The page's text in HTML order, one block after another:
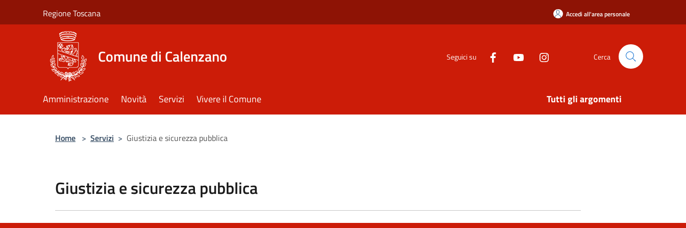
Regione Toscana Accedi all'area personale
Comune di Calenzano Seguici su Cerca
Amministrazione Novità Servizi Vivere il Comune Tutti gli argomenti
Home > Servizi > Giustizia e sicurezza pubblica
Giustizia e sicurezza pubblica